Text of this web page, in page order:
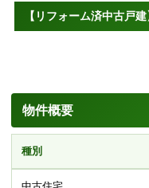
【リフォーム済中古戸
物件概要
種別